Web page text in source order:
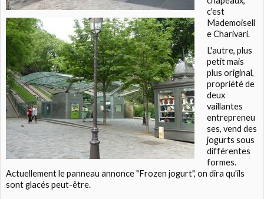
c'est
Mademoisell
e Charivari.
L'autre, plus
petit mais
plus original,
propriété de
deux
vaillantes
entrepreneu
ses, vend des
jogurts sous
différentes
formes.
Actuellement le panneau annonce "Frozen jogurt", on dira qu'ils
sont glacés peut-être.